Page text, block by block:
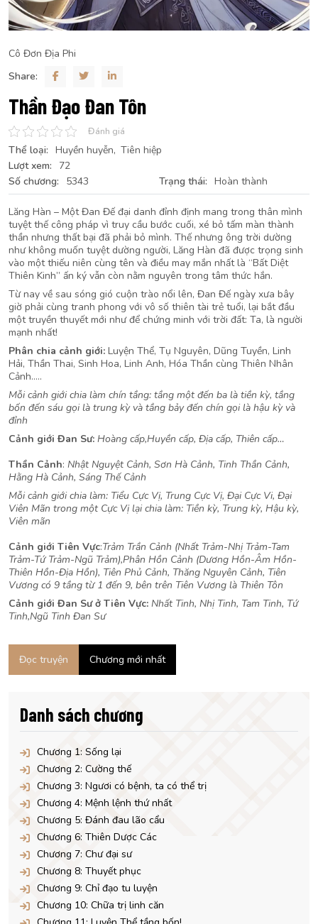
Cô Đơn Địa Phi
Share:
Thần Đạo Đan Tôn
Đánh giá
Thể loại: Huyền huyễn Tiên hiệp
Lượt xem:
72
Số chương:
5343 Trạng thái: Hoàn thành
Lăng Hàn – Một Đan Đế đại danh đỉnh định mang trong thân mình
tuyệt thế công pháp vì truy cầu bước cuối, xé bỏ tấm màn thành
thần nhưng thất bại đã phải bỏ mình. Thế nhưng ông trời dường
như không muốn tuyệt dường người, Lăng Hàn đã được trọng sinh
vào một thiếu niên cùng tên và điều may mắn nhất là “Bất Diệt
Thiên Kinh” ấn ký vẫn còn nằm nguyên trong tâm thức hắn.
Từ nay về sau sóng gió cuộn trào nổi lên, Đan Đế ngày xưa bây
giờ phải cùng tranh phong với vô số thiên tài trẻ tuổi, lại bắt đầu
một truyền thuyết mới như để chứng minh với trời đất: Ta, là người
mạnh nhất!
Phân chia cảnh giới: Luyện Thể, Tụ Nguyên, Dũng Tuyền, Linh
Hải, Thần Thai, Sinh Hoa, Linh Anh, Hóa Thần cùng Thiên Nhân
Cảnh…..
Mỗi cảnh giới chia làm chín tầng: tầng một đến ba là tiền kỳ, tầng
bốn đến sáu gọi là trung kỳ và tầng bảy đến chín gọi là hậu kỳ và
đỉnh
Cảnh giới Đan Sư: Hoàng cấp,Huyền cấp, Địa cấp, Thiên cấp…
Thần Cảnh: Nhật Nguyệt Cảnh, Sơn Hà Cảnh, Tinh Thần Cảnh,
Hằng Hà Cảnh, Sáng Thế Cảnh
Mỗi cảnh giới chia làm: Tiểu Cực Vị, Trung Cực Vị, Đại Cực Vi, Đại
Viên Mãn trong một Cực Vị lại chia làm: Tiền kỳ, Trung kỳ, Hậu kỳ,
Viên mãn
Cảnh giới Tiên Vực:Trảm Trần Cảnh (Nhất Trảm-Nhị Trảm-Tam
Trảm-Tứ Trảm-Ngũ Trảm),Phân Hồn Cảnh (Dương Hồn-Âm Hồn-
Thiên Hồn-Địa Hồn), Tiên Phủ Cảnh, Thăng Nguyên Cảnh, Tiên
Vương có 9 tầng từ 1 đến 9, bên trên Tiên Vương là Thiên Tôn
Cảnh giới Đan Sư ở Tiên Vực: Nhất Tinh, Nhị Tinh, Tam Tinh, Tứ
Tinh,Ngũ Tinh Đan Sư
Đọc truyện Chương mới nhất
Danh sách chương
Chương 1: Sống lại
Chương 2: Cường thế
Chương 3: Ngươi có bệnh, ta có thể trị
Chương 4: Mệnh lệnh thứ nhất
Chương 5: Đánh đau lão cẩu
Chương 6: Thiên Dược Các
Chương 7: Chư đại sư
Chương 8: Thuyết phục
Chương 9: Chỉ đạo tu luyện
Chương 10: Chữa trị linh căn